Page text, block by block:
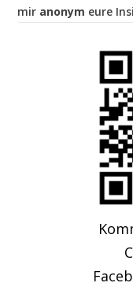
mir anonym eure